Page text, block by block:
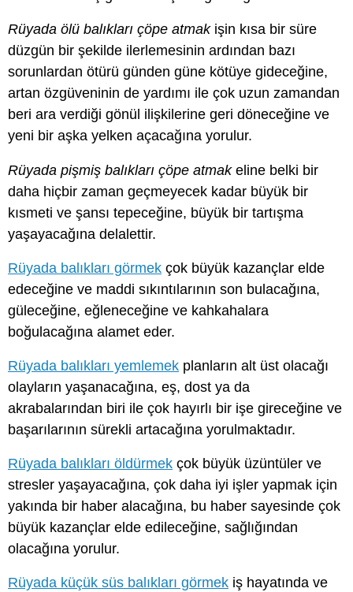
Rüyada ölü balıkları çöpe atmakişin kısa bir süre
düzgün bir şekilde ilerlemesinin ardından bazı
sorunlardan ötürü günden güne kötüye gideceğine,
artan özgüveninin de yardımı ile çok uzun zamandan
beri ara verdiği gönül ilişkilerine geri döneceğine ve
yeni bir aşka yelken açacağına yorulur.
Rüyada pişmiş balıkları çöpe atmakeline belki bir
daha hiçbir zaman geçmeyecek kadar büyük bir
kısmeti ve şansı tepeceğine, büyük bir tartışma
yaşayacağına delalettir.
Rüyada balıkları görmek çok büyük kazançlar elde
edeceğine ve maddi sıkıntılarının son bulacağına,
güleceğine, eğleneceğine ve kahkahalara
boğulacağına alamet eder.
Rüyada balıkları yemlemek planların alt üst olacağı
olayların yaşanacağına, eş, dost ya da
akrabalarından biri ile çok hayırlı bir işe gireceğine ve
başarılarının sürekli artacağına yorulmaktadır.
Rüyada balıkları öldürmek çok büyük üzüntüler ve
stresler yaşayacağına, çok daha iyi işler yapmak için
yakında bir haber alacağına, bu haber sayesinde çok
büyük kazançlar elde edileceğine, sağlığından
olacağına yorulur.
Rüyada küçük süs balıkları görmek iş hayatında ve